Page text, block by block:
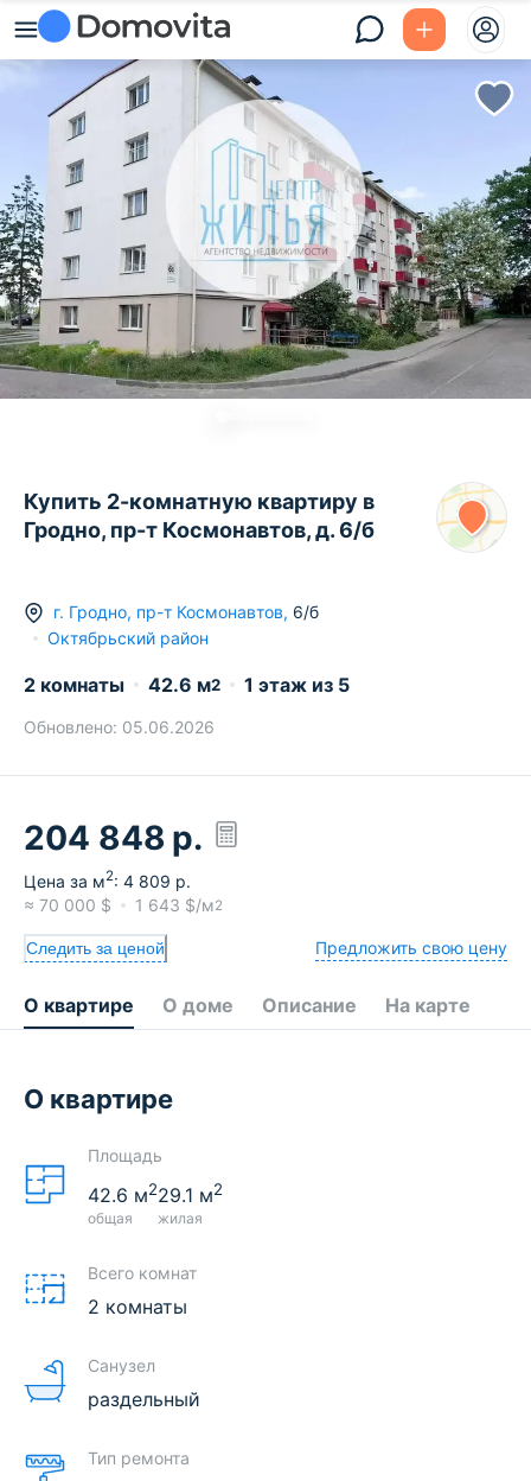
Купить 2-комнатную квартиру в
Гродно, пр-т Космонавтов, д. 6/б
г. Гродно, пр-т Космонавтов, 6/б
Октябрьский район
2 комнаты 42.6 м2 1 этаж из 5
Обновлено: 05.06.2026
204 848 р.
Цена за м2: 4 809 р.
≈ 70 000 $ 1 643 $/м2
Следить за ценой Предложить свою цену
О квартире О доме Описание На карте
О квартире
Площадь
42.6 м2
общая
29.1 м2
жилая
Всего комнат
2 комнаты
Санузел
раздельный
Тип ремонта